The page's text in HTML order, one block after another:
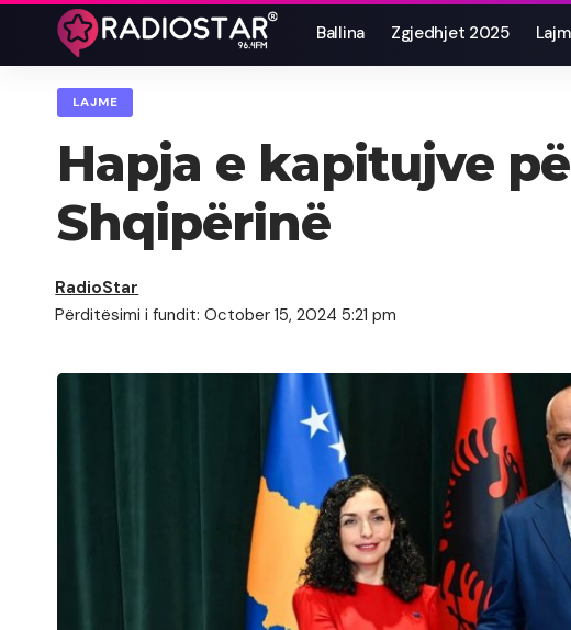
Ballina Zgjedhjet 2025
LAJME
Hapja e kapitujve
Shqipërinë
Përditësimi i fundit: October 15, 2024 5:21 pm
RadioStar